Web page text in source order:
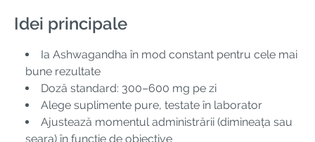
Idei principale
Ia Ashwagandha în mod constant pentru cele mai
bune rezultate
Doză standard: 300–600 mg pe zi
Alege suplimente pure, testate în laborator
Ajustează momentul administrării (dimineața sau
seara) în funcție de obiective